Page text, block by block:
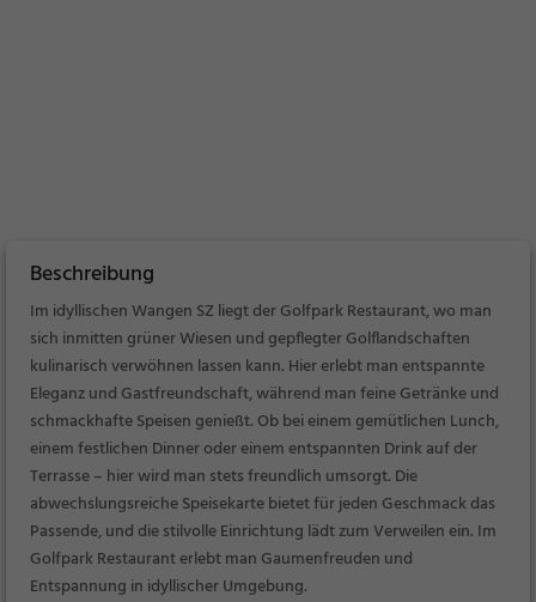
Beschreibung
Im idyllischen Wangen SZ liegt der Golfpark Restaurant, wo man
sich inmitten grüner Wiesen und gepflegter Golflandschaften
kulinarisch verwöhnen lassen kann. Hier erlebt man entspannte
Eleganz und Gastfreundschaft, während man feine Getränke und
schmackhafte Speisen genießt. Ob bei einem gemütlichen Lunch,
einem festlichen Dinner oder einem entspannten Drink auf der
Terrasse – hier wird man stets freundlich umsorgt. Die
abwechslungsreiche Speisekarte bietet für jeden Geschmack das
Passende, und die stilvolle Einrichtung lädt zum Verweilen ein. Im
Golfpark Restaurant erlebt man Gaumenfreuden und
Entspannung in idyllischer Umgebung.